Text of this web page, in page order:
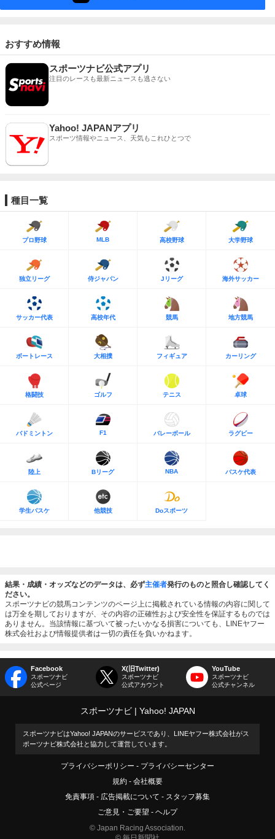
おすすめ情報
スポーツナビ公式アプリ
注目のレースも最新ニュースも逃さない
Yahoo! JAPANアプリ
スポーツ情報やニュース、天気もこれひとつで
種目一覧
プロ野球 MLB 高校野球 大学野球
独立リーグ 侍ジャパン Jリーグ 海外サッカー
サッカー代表 高校年代 競馬 地方競馬
ボートレース 大相撲 フィギュア カーリング
格闘技 ゴルフ テニス 卓球
バドミントン F1 バレーボール ラグビー
陸上 Bリーグ NBA バスケ代表
学生バスケ 他競技 Doスポーツ
結果・成績・オッズなどのデータは、必ず主催者発行のものと照合し確認してく
ださい。
スポーツナビの競馬コンテンツのページ上に掲載されている情報の内容に関して
は万全を期しておりますが、その内容の正確性および安全性を保証するものでは
ありません。当該情報に基づいて被ったいかなる損害についても、LINEヤフー
株式会社および情報提供者は一切の責任を負いかねます。
Facebook
スポーツナビ
公式ページ
X(旧Twitter)
スポーツナビ
公式アカウント
YouTube
スポーツナビ
公式チャンネル
スポーツナビ Yahoo! JAPAN
スポーツナビはYahoo! JAPANのサービスであり、LINEヤフー株式会社がス
ポーツナビ株式会社と協力して運営しています。
プライバシーポリシー
プライバシーセンター
規約
会社概要
免責事項
広告掲載について
スタッフ募集
ご意見・ご要望
ヘルプ
© Japan Racing Association.